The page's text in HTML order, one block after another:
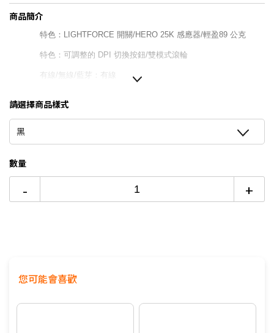
24期
8/15前~指定購物滿額最高回饋25%
商品簡介
特色：LIGHTFORCE 開關/HERO 25K 感應器/輕盈89 公克
特色：可調整的 DPI 切換按鈕/雙模式滾輪
有線/無線/藍芽：有線
BSMI：T41126
請選擇商品樣式
黑
數量
- +
您可能會喜歡